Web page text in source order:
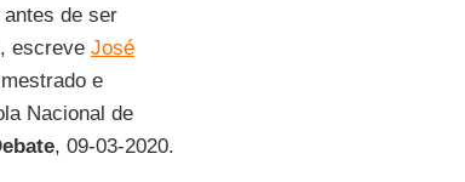
de ser
escreve José
e
Nacional de
, 09-03-2020.